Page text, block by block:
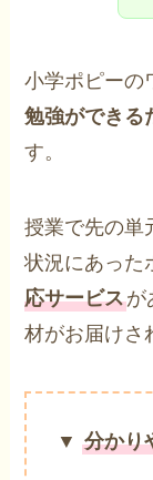
小学ポピーの
勉強ができる
す。
授業で先の単
状況にあった
応サービスが
材がお届けさ
▼分かり